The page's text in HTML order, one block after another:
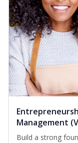
Management
Build a strong